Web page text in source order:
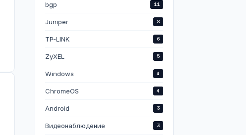
bgp 11
Juniper 8
TP-LINK 6
ZyXEL 5
Windows 4
ChromeOS 4
Android 3
Видеонаблюдение 3